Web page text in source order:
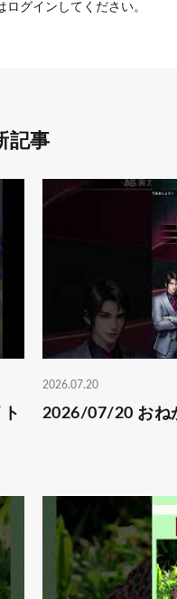
ログイン してください。
記事
2026.07.20
2026/07/20 おね